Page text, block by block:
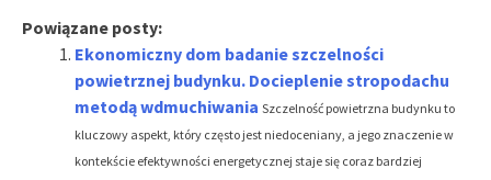
Powiązane posty:
Ekonomiczny dom badanie szczelności
powietrznej budynku. Docieplenie stropodachu
metodą wdmuchiwania Szczelność powietrzna budynku to
kluczowy aspekt, który często jest niedoceniany, a jego znaczenie w
kontekście efektywności energetycznej staje się coraz bardziej